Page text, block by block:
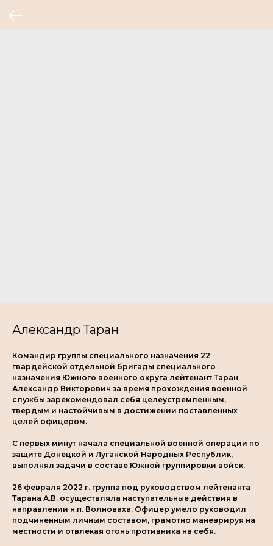
Александр Таран
Командир группы специального назначения 22
гвардейской отдельной бригады специального
назначения Южного военного округа лейтенант Таран
Александр Викторович за время прохождения военной
службы зарекомендовал себя целеустремленным,
твердым и настойчивым в достижении поставленных
целей офицером.
С первых минут начала специальной военной операции по
защите Донецкой и Луганской Народных Республик,
выполнял задачи в составе Южной группировки войск.
26 февраля 2022 г. группа под руководством лейтенанта
Тарана А.В. осуществляла наступательные действия в
направлении н.п. Волноваха. Офицер умело руководил
подчиненным личным составом, грамотно маневрируя на
местности и отвлекая огонь противника на себя.